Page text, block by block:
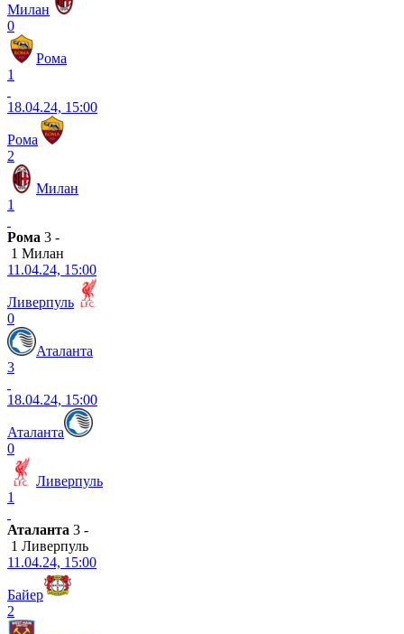
Милан
0
Рома
1
18.04.24, 15:00
Рома
2
Милан
1
Рома 3 -
1 Милан
11.04.24, 15:00
Ливерпуль
0
Аталанта
3
18.04.24, 15:00
Аталанта
0
Ливерпуль
1
Аталанта 3 -
1 Ливерпуль
11.04.24, 15:00
Байер
2